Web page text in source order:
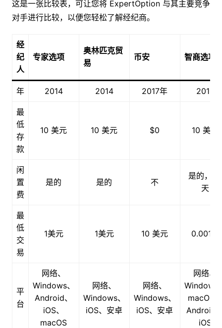
这是一张比较表，可让您将 ExpertOption 与其主要竞争
对手进行比较，以便您轻松了解经纪商。
经
纪
人
专家选项
奥林匹克贸
易
币安 智商选项
年 2014 2014 2017年 2013
最
低
存
款
10 美元 10 美元 $0 10 美元
闲
置
费
是的 是的 不
是的，90
天
最
低
交
易
1美元 1美元 10 美元 0.001手
平
台
网络、
Windows、
Android、
iOS、
macOS
网络、
Windows、
iOS、安卓
网络、
Windows、
iOS、安卓
网络、
Windows
macOS
Android
iOS